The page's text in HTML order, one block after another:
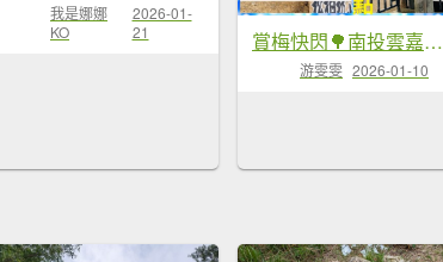
我是娜娜
KO
2026-01-
21
賞梅快閃🌳南投雲嘉彰化小百岳-百大步道
游雯雯 2026-01-10